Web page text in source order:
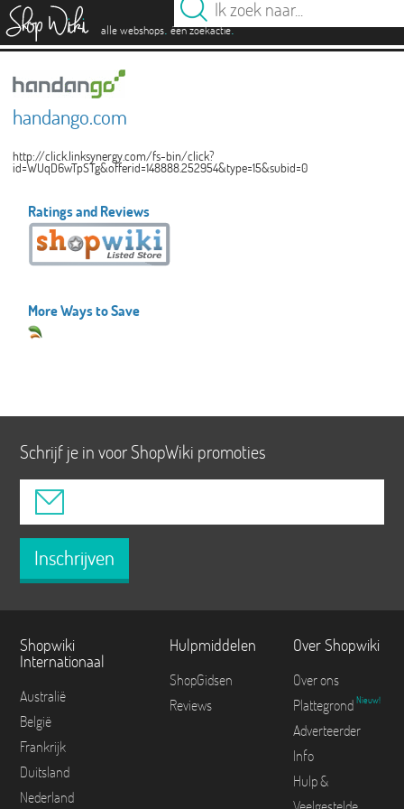
alle webshops. één zoekactie.
handango.com
http://click.linksynergy.com/fs-bin/click?
id=WUqD6wTpSTg&offerid=148888.252954&type=15&subid=0
Ratings and Reviews
More Ways to Save
Schrijf je in voor ShopWiki promoties
Inschrijven
Shopwiki
Internationaal
Australië
België
Frankrijk
Duitsland
Nederland
Hulpmiddelen
ShopGidsen
Reviews
Over Shopwiki
Over ons
Plattegrond Nieuw!
Adverteerder
Info
Hulp &